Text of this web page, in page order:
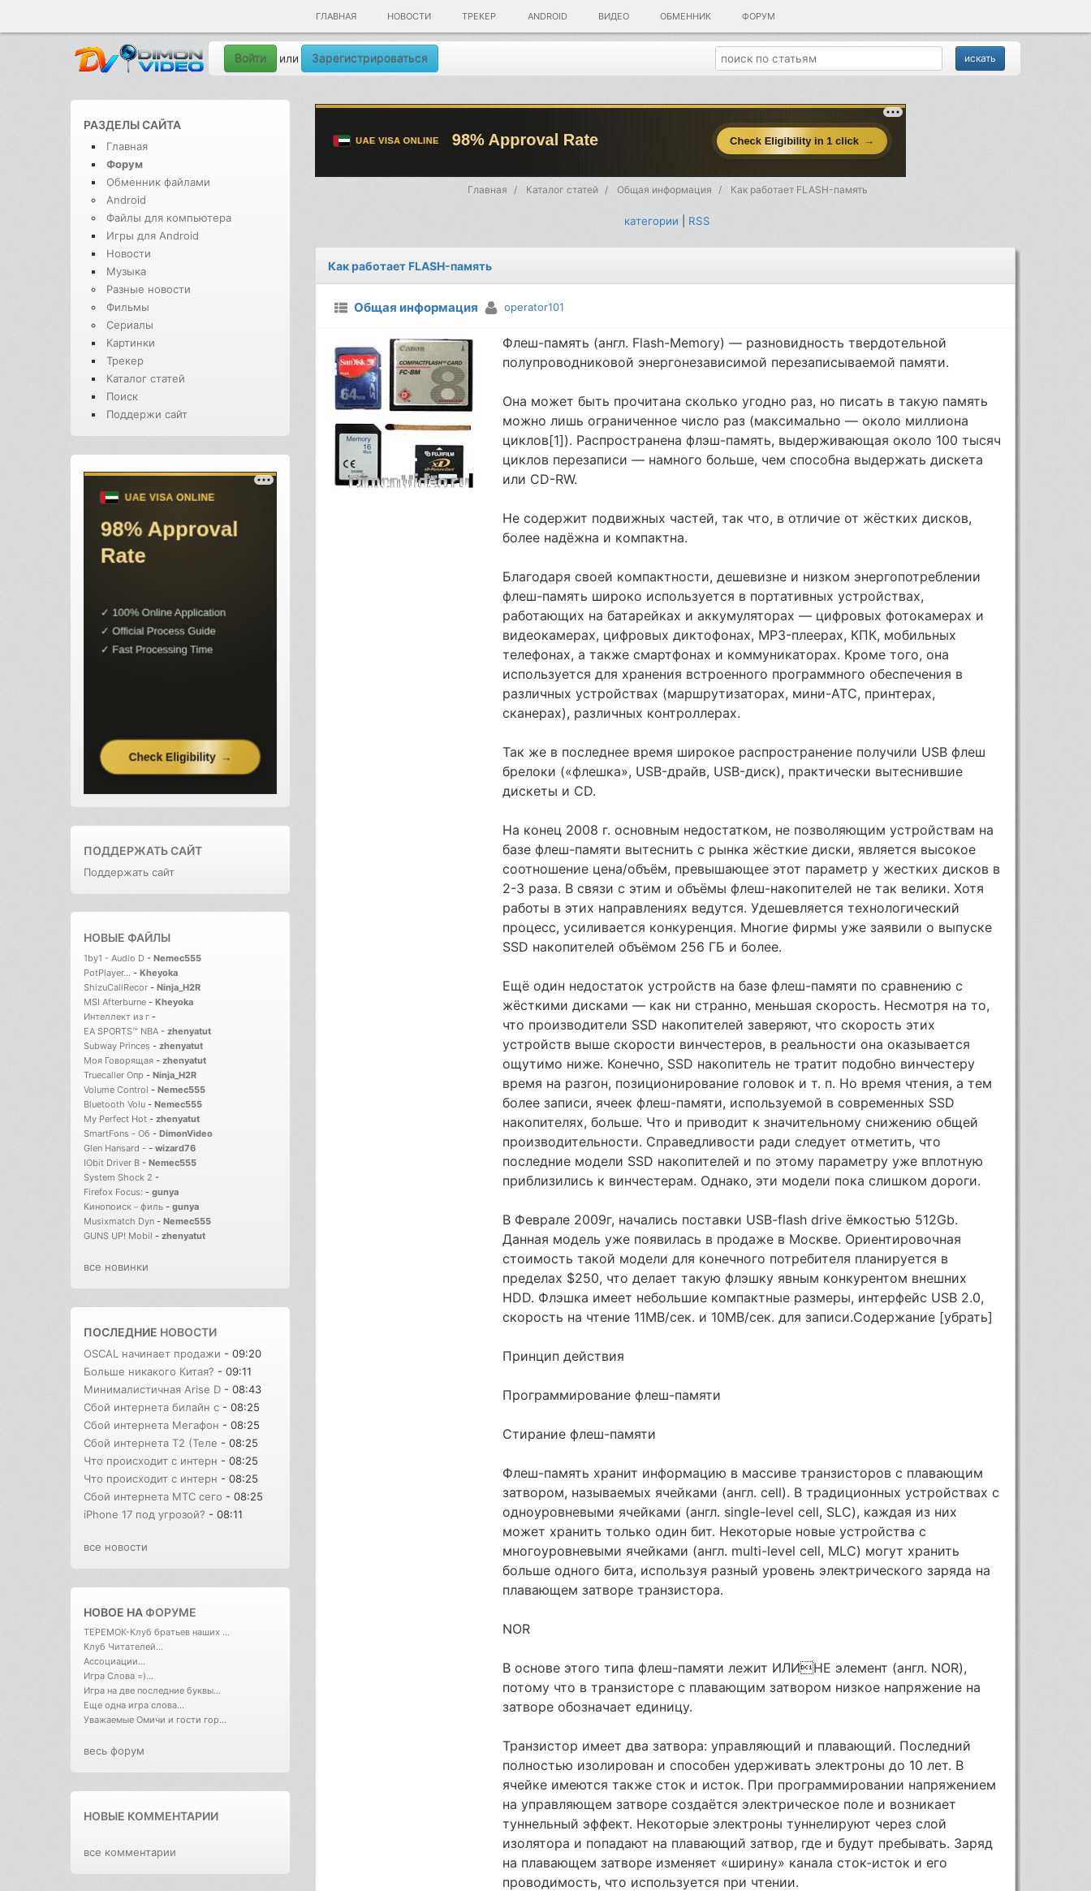
ГЛАВНАЯ НОВОСТИ ТРЕКЕР ANDROID ВИДЕО ОБМЕННИК ФОРУМ
Войти или Зарегистрироваться
РАЗДЕЛЫ САЙТА
Главная
Форум
Обменник файлами
Android
Файлы для компьютера
Игры для Android
Новости
Музыка
Разные новости
Фильмы
Сериалы
Картинки
Трекер
Каталог статей
Поиск
Поддержи сайт
ПОДДЕРЖАТЬ САЙТ
Поддержать сайт
НОВЫЕ ФАЙЛЫ
1by1 - Audio D - Nemec555
PotPlayer... - Kheyoka
ShizuCallRecor - Ninja_H2R
MSI Afterburne - Kheyoka
Интеллект из г -
EA SPORTS™ NBA - zhenyatut
Subway Princes - zhenyatut
Моя Говорящая - zhenyatut
Truecaller Опр - Ninja_H2R
Volume Control - Nemec555
Bluetooth Volu - Nemec555
My Perfect Hot - zhenyatut
SmartFons - Об - DimonVideo
Glen Hansard - - wizard76
IObit Driver B - Nemec555
System Shock 2 -
Firefox Focus: - gunya
Кинопоиск－филь - gunya
Musixmatch Dyn - Nemec555
GUNS UP! Mobil - zhenyatut
все новинки
ПОСЛЕДНИЕ НОВОСТИ
OSCAL начинает продажи - 09:20
Больше никакого Китая? - 09:11
Минималистичная Arise D - 08:43
Сбой интернета билайн с - 08:25
Сбой интернета Мегафон - 08:25
Сбой интернета T2 (Теле - 08:25
Что происходит с интерн - 08:25
Что происходит с интерн - 08:25
Сбой интернета МТС сего - 08:25
iPhone 17 под угрозой? - 08:11
все новости
НОВОЕ НАФОРУМЕ
ТЕРЕМОК-Клуб братьев наших ...
Клуб Читателей...
Ассоциации...
Игра Слова =)...
Игра на две последние буквы...
Еще одна игра слова...
Уважаемые Омичи и гости гор...
весь форум
НОВЫЕ КОММЕНТАРИИ
все комментарии
Главная Каталог статей Общая информация Как работает FLASH-память
категории RSS
Как работает FLASH-память
Общая информация operator101
Флеш-память (англ. Flash-Memory) — разновидность твердотельной
полупроводниковой энергонезависимой перезаписываемой памяти.
Она может быть прочитана сколько угодно раз, но писать в такую память
можно лишь ограниченное число раз (максимально — около миллиона
циклов[1]). Распространена флэш-память, выдерживающая около 100 тысяч
циклов перезаписи — намного больше, чем способна выдержать дискета
или CD-RW.
Не содержит подвижных частей, так что, в отличие от жёстких дисков,
более надёжна и компактна.
Благодаря своей компактности, дешевизне и низком энергопотреблении
флеш-память широко используется в портативных устройствах,
работающих на батарейках и аккумуляторах — цифровых фотокамерах и
видеокамерах, цифровых диктофонах, MP3-плеерах, КПК, мобильных
телефонах, а также смартфонах и коммуникаторах. Кроме того, она
используется для хранения встроенного программного обеспечения в
различных устройствах (маршрутизаторах, мини-АТС, принтерах,
сканерах), различных контроллерах.
Так же в последнее время широкое распространение получили USB флеш
брелоки («флешка», USB-драйв, USB-диск), практически вытеснившие
дискеты и CD.
На конец 2008 г. основным недостатком, не позволяющим устройствам на
базе флеш-памяти вытеснить с рынка жёсткие диски, является высокое
соотношение цена/объём, превышающее этот параметр у жестких дисков в
2-3 раза. В связи с этим и объёмы флеш-накопителей не так велики. Хотя
работы в этих направлениях ведутся. Удешевляется технологический
процесс, усиливается конкуренция. Многие фирмы уже заявили о выпуске
SSD накопителей объёмом 256 ГБ и более.
Ещё один недостаток устройств на базе флеш-памяти по сравнению с
жёсткими дисками — как ни странно, меньшая скорость. Несмотря на то,
что производители SSD накопителей заверяют, что скорость этих
устройств выше скорости винчестеров, в реальности она оказывается
ощутимо ниже. Конечно, SSD накопитель не тратит подобно винчестеру
время на разгон, позиционирование головок и т. п. Но время чтения, а тем
более записи, ячеек флеш-памяти, используемой в современных SSD
накопителях, больше. Что и приводит к значительному снижению общей
производительности. Справедливости ради следует отметить, что
последние модели SSD накопителей и по этому параметру уже вплотную
приблизились к винчестерам. Однако, эти модели пока слишком дороги.
В Феврале 2009г, начались поставки USB-flash drive ёмкостью 512Gb.
Данная модель уже появилась в продаже в Москве. Ориентировочная
стоимость такой модели для конечного потребителя планируется в
пределах $250, что делает такую флэшку явным конкурентом внешних
HDD. Флэшка имеет небольшие компактные размеры, интерфейс USB 2.0,
скорость на чтение 11MB/сек. и 10MB/сек. для записи.Содержание [убрать]
Принцип действия
Программирование флеш-памяти
Стирание флеш-памяти
Флеш-память хранит информацию в массиве транзисторов с плавающим
затвором, называемых ячейками (англ. cell). В традиционных устройствах с
одноуровневыми ячейками (англ. single-level cell, SLC), каждая из них
может хранить только один бит. Некоторые новые устройства с
многоуровневыми ячейками (англ. multi-level cell, MLC) могут хранить
больше одного бита, используя разный уровень электрического заряда на
плавающем затворе транзистора.
NOR
В основе этого типа флеш-памяти лежит ИЛИНЕ элемент (англ. NOR),
потому что в транзисторе с плавающим затвором низкое напряжение на
затворе обозначает единицу.
Транзистор имеет два затвора: управляющий и плавающий. Последний
полностью изолирован и способен удерживать электроны до 10 лет. В
ячейке имеются также сток и исток. При программировании напряжением
на управляющем затворе создаётся электрическое поле и возникает
туннельный эффект. Некоторые электроны туннелируют через слой
изолятора и попадают на плавающий затвор, где и будут пребывать. Заряд
на плавающем затворе изменяет «ширину» канала сток-исток и его
проводимость, что используется при чтении.